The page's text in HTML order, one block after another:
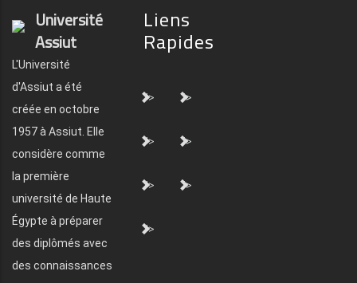
Université
Assiut
L'Université
d'Assiut a été
créée en octobre
1957 à Assiut. Elle
considère comme
la première
université de Haute
Égypte à préparer
des diplômés avec
des connaissances
Liens
Rapides
"> ">
"> ">
"> ">
">